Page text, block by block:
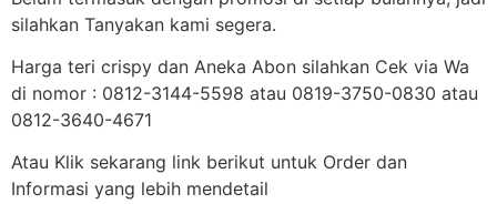
silahkan Tanyakan kami segera.
Harga teri crispy dan Aneka Abon silahkan Cek via Wa
di nomor : 0812-3144-5598 atau 0819-3750-0830 atau
0812-3640-4671
Atau Klik sekarang link berikut untuk Order dan
Informasi yang lebih mendetail